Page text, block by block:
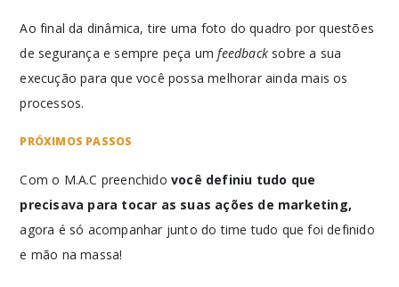
Ao final da dinâmica, tire uma foto do quadro por questões
de segurança e sempre peça umfeedback sobre a sua
execução para que você possa melhorar ainda mais os
processos.
PRÓXIMOS PASSOS
Com o M.A.C preenchidovocê definiu tudo que
precisava para tocar as suas ações de marketing,
agora é só acompanhar junto do time tudo que foi definido
e mão na massa!